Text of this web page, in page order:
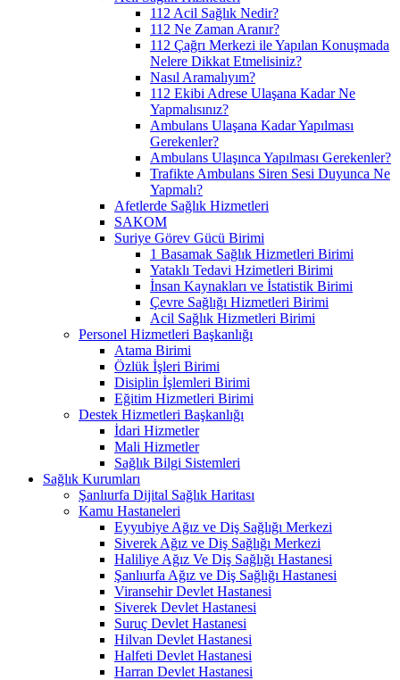
112 Acil Sağlık Nedir?
112 Ne Zaman Aranır?
112 Çağrı Merkezi ile Yapılan Konuşmada
Nelere Dikkat Etmelisiniz?
Nasıl Aramalıyım?
112 Ekibi Adrese Ulaşana Kadar Ne
Yapmalısınız?
Ambulans Ulaşana Kadar Yapılması
Gerekenler?
Ambulans Ulaşınca Yapılması Gerekenler?
Trafikte Ambulans Siren Sesi Duyunca Ne
Yapmalı?
Afetlerde Sağlık Hizmetleri
SAKOM
Suriye Görev Gücü Birimi
1 Basamak Sağlık Hizmetleri Birimi
Yataklı Tedavi Hzimetleri Birimi
İnsan Kaynakları ve İstatistik Birimi
Çevre Sağlığı Hizmetleri Birimi
Acil Sağlık Hizmetleri Birimi
Personel Hizmetleri Başkanlığı
Atama Birimi
Özlük İşleri Birimi
Disiplin İşlemleri Birimi
Eğitim Hizmetleri Birimi
Destek Hizmetleri Başkanlığı
İdari Hizmetler
Mali Hizmetler
Sağlık Bilgi Sistemleri
Sağlık Kurumları
Şanlıurfa Dijital Sağlık Haritası
Kamu Hastaneleri
Eyyubiye Ağız ve Diş Sağlığı Merkezi
Siverek Ağız ve Diş Sağlığı Merkezi
Haliliye Ağız Ve Diş Sağlığı Hastanesi
Şanlıurfa Ağız ve Diş Sağlığı Hastanesi
Viransehir Devlet Hastanesi
Siverek Devlet Hastanesi
Suruç Devlet Hastanesi
Hilvan Devlet Hastanesi
Halfeti Devlet Hastanesi
Harran Devlet Hastanesi